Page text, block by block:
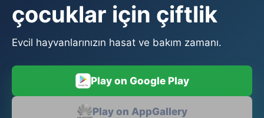
çocuklar için çiftlik
Evcil hayvanlarınızın hasat ve bakım zamanı.
Play on Google Play
Play on AppGallery